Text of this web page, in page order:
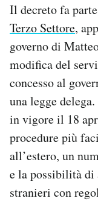
AREA
Area Personale
Newsletter
Regala il Post
Hai bisogno di
Esci
Il decreto fa
Terzo Settore,
governo di
modifica del
concesso al
una legge
in vigore il 18
procedure più
all’estero, un
e la possibilità di
stranieri con